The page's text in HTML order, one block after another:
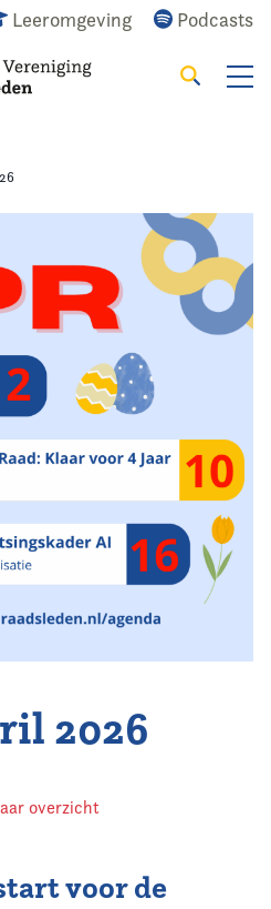
Leeromgeving Podcasts
Zoeken
2026
overzicht
voor de